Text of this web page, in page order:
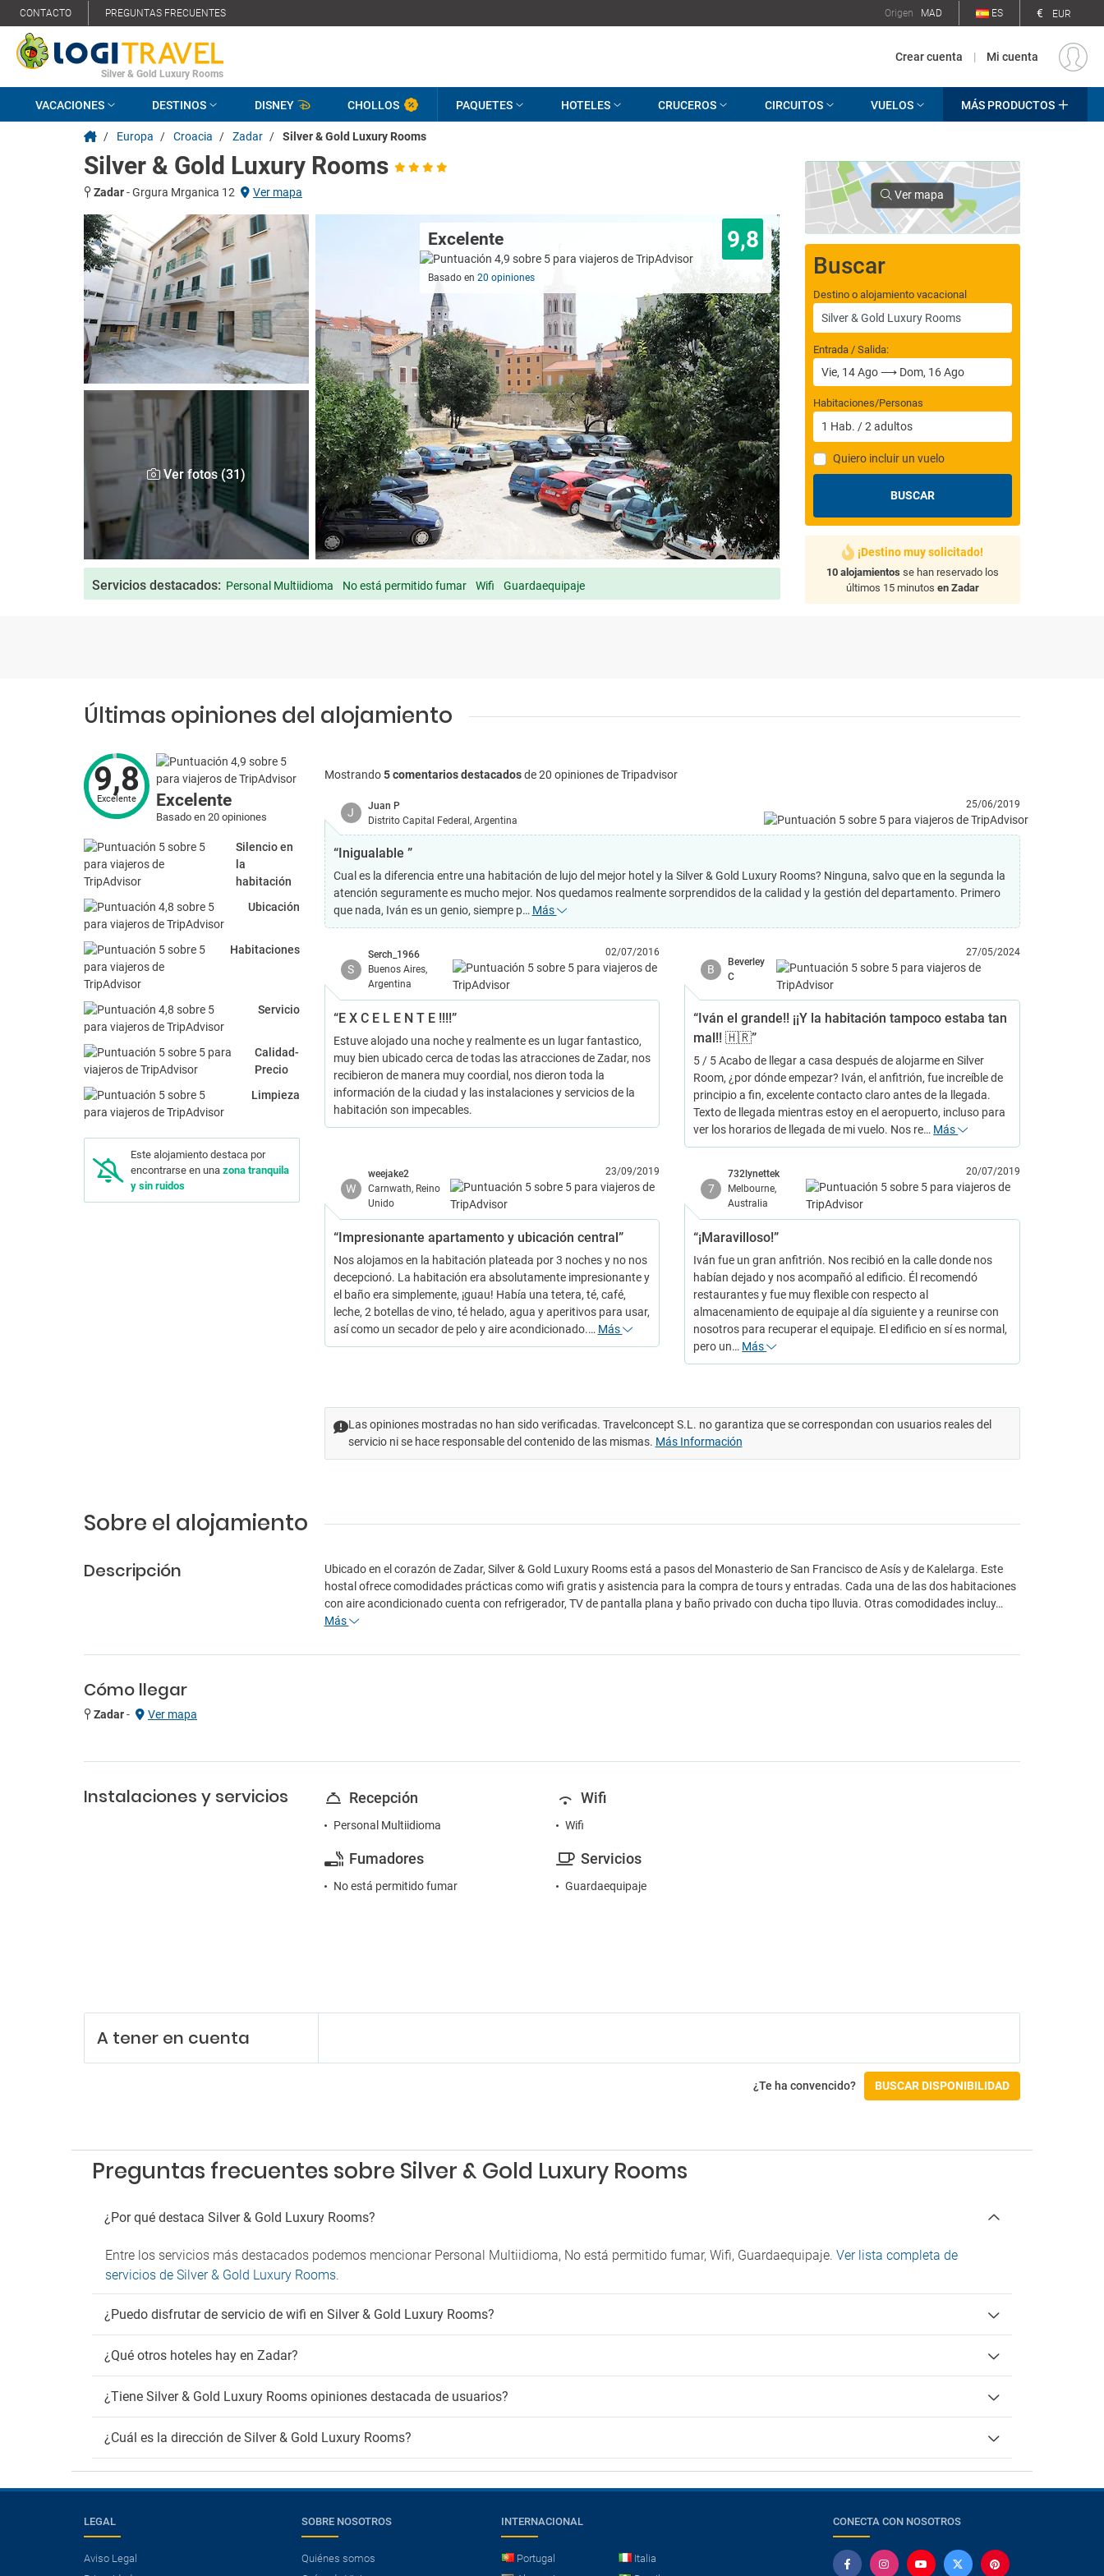
CONTACTO PREGUNTAS FRECUENTES Origen MAD ES € EUR
Silver & Gold Luxury Rooms
Crear cuenta | Mi cuenta
VACACIONES DESTINOS DISNEY CHOLLOS PAQUETES HOTELES CRUCEROS CIRCUITOS VUELOS MÁS PRODUCTOS
/ Europa / Croacia / Zadar / Silver & Gold Luxury Rooms
Silver & Gold Luxury Rooms
Zadar-Grgura Mrganica 12 Ver mapa
Ver fotos (31)
Excelente 9,8
Basado en20 opiniones
Servicios destacados: Personal Multiidioma No está permitido fumar Wifi Guardaequipaje
Ver mapa
Buscar
Destino o alojamiento vacacional
Entrada / Salida:
Habitaciones/Personas
1 Hab. /2 adultos
Quiero incluir un vuelo
BUSCAR
¡Destino muy solicitado!
10 alojamientos se han reservado los
últimos 15 minutos en Zadar
Últimas opiniones del alojamiento
9,8
Excelente Excelente
Basado en 20 opiniones
Silencio en
la
habitación
Ubicación
Habitaciones
Servicio
Calidad-
Precio
Limpieza
Este alojamiento destaca por
encontrarse en una zona tranquila
y sin ruidos
Mostrando5 comentarios destacadosde 20 opiniones de Tripadvisor
J
Juan P
Distrito Capital Federal, Argentina
25/06/2019
“Inigualable ”
Cual es la diferencia entre una habitación de lujo del mejor hotel y la Silver & Gold Luxury Rooms? Ninguna, salvo que en la segunda la
atención seguramente es mucho mejor. Nos quedamos realmente sorprendidos de la calidad y la gestión del departamento. Primero
que nada, Iván es un genio, siempre p… Más
S
Serch_1966
Buenos Aires,
Argentina
02/07/2016
“E X C E L E N T E !!!!”
Estuve alojado una noche y realmente es un lugar fantastico,
muy bien ubicado cerca de todas las atracciones de Zadar, nos
recibieron de manera muy coordial, nos dieron toda la
información de la ciudad y las instalaciones y servicios de la
habitación son impecables.
B
Beverley
C
27/05/2024
“Iván el grande!! ¡¡Y la habitación tampoco estaba tan
mal!! 🇭🇷”
5 / 5 Acabo de llegar a casa después de alojarme en Silver
Room, ¿por dónde empezar? Iván, el anfitrión, fue increíble de
principio a fin, excelente contacto claro antes de la llegada.
Texto de llegada mientras estoy en el aeropuerto, incluso para
ver los horarios de llegada de mi vuelo. Nos re… Más
W
weejake2
Carnwath, Reino
Unido
23/09/2019
“Impresionante apartamento y ubicación central”
Nos alojamos en la habitación plateada por 3 noches y no nos
decepcionó. La habitación era absolutamente impresionante y
el baño era simplemente, ¡guau! Había una tetera, té, café,
leche, 2 botellas de vino, té helado, agua y aperitivos para usar,
así como un secador de pelo y aire acondicionado.… Más
7
732lynettek
Melbourne,
Australia
20/07/2019
“¡Maravilloso!”
Iván fue un gran anfitrión. Nos recibió en la calle donde nos
habían dejado y nos acompañó al edificio. Él recomendó
restaurantes y fue muy flexible con respecto al
almacenamiento de equipaje al día siguiente y a reunirse con
nosotros para recuperar el equipaje. El edificio en sí es normal,
pero un… Más
Las opiniones mostradas no han sido verificadas. Travelconcept S.L. no garantiza que se correspondan con usuarios reales del
servicio ni se hace responsable del contenido de las mismas. Más Información
Sobre el alojamiento
Descripción
Ubicado en el corazón de Zadar, Silver & Gold Luxury Rooms está a pasos del Monasterio de San Francisco de Asís y de Kalelarga. Este
hostal ofrece comodidades prácticas como wifi gratis y asistencia para la compra de tours y entradas. Cada una de las dos habitaciones
con aire acondicionado cuenta con refrigerador, TV de pantalla plana y baño privado con ducha tipo lluvia. Otras comodidades incluy…
Más
Cómo llegar
Zadar- Ver mapa
Instalaciones y servicios Recepción
Personal Multiidioma
Fumadores
No está permitido fumar
Wifi
Wifi
Servicios
Guardaequipaje
A tener en cuenta
¿Te ha convencido? BUSCAR DISPONIBILIDAD
Preguntas frecuentes sobre Silver & Gold Luxury Rooms
¿Por qué destaca Silver & Gold Luxury Rooms?
Entre los servicios más destacados podemos mencionar Personal Multiidioma, No está permitido fumar, Wifi, Guardaequipaje. Ver lista completa de
servicios de Silver & Gold Luxury Rooms.
¿Puedo disfrutar de servicio de wifi en Silver & Gold Luxury Rooms?
¿Qué otros hoteles hay en Zadar?
¿Tiene Silver & Gold Luxury Rooms opiniones destacada de usuarios?
¿Cuál es la dirección de Silver & Gold Luxury Rooms?
LEGAL
Aviso Legal
SOBRE NOSOTROS
Quiénes somos
INTERNACIONAL
Portugal
Italia
CONECTA CON NOSOTROS